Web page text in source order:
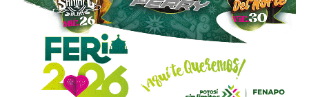
Sigue existiendo tardanza por parte de estas mismas
autoridades pararepintar o rescatar las señales que
no solo ahí, sino en toda la ciudad, están mal pintadas,
opacas, mal colocadas o tapadas por árboles